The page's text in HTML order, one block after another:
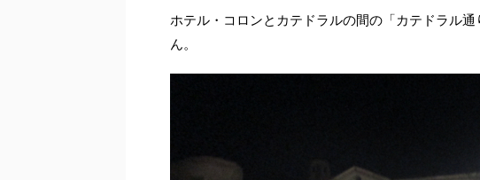
ホテル・コロンとカテドラルの間の「カテドラル
ん。